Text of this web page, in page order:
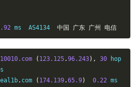
ms  AS4134 中国 广东 广州 电信
10010.com ( 123.125.96.243), 30 hop
. com ( 174.139.65.9) 0.22 ms